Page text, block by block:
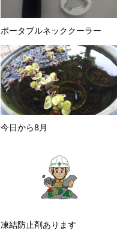
ポータブルネッククーラー
今日から8月
凍結防止剤あります